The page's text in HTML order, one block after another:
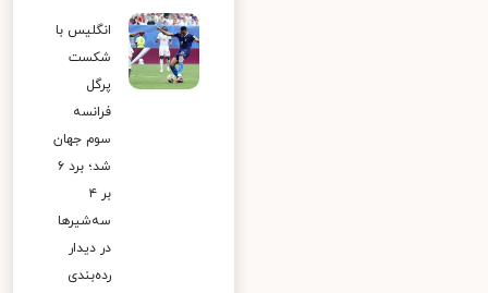
انگلیس با
شکست
پرگل
فرانسه
سوم جهان
شد؛ برد ۶
بر ۴
سه‌شیرها
در دیدار
رده‌بندی